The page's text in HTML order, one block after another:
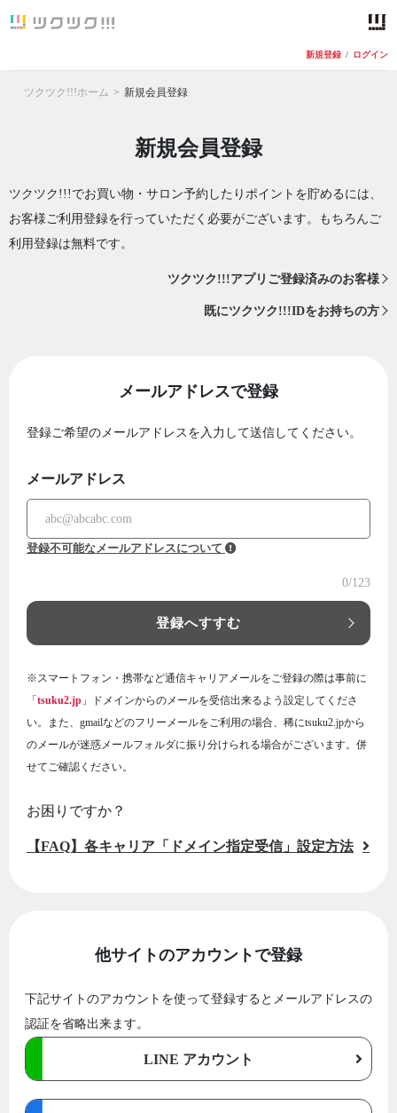
新規登録 / ログイン
ツクツク!!!ホーム 新規会員登録
新規会員登録
ツクツク!!!でお買い物・サロン予約したりポイントを貯めるには、
お客様ご利用登録を行っていただく必要がございます。もちろんご
利用登録は無料です。
ツクツク!!!アプリご登録済みのお客様
既にツクツク!!!IDをお持ちの方
メールアドレスで登録
登録ご希望のメールアドレスを入力して送信してください。
メールアドレス
登録不可能なメールアドレスについて
0/123
登録へすすむ
※スマートフォン・携帯など通信キャリアメールをご登録の際は事前に
「 tsuku2.jp 」ドメインからのメールを受信出来るよう設定してくださ
い。また、gmailなどのフリーメールをご利用の場合、稀にtsuku2.jpから
のメールが迷惑メールフォルダに振り分けられる場合がございます。併
せてご確認ください。
お困りですか？
【FAQ】各キャリア「ドメイン指定受信」設定方法
他サイトのアカウントで登録
下記サイトのアカウントを使って登録するとメールアドレスの
認証を省略出来ます。
LINE アカウント